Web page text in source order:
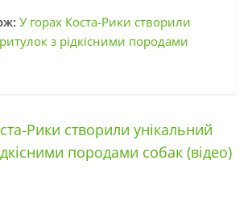
У горах Коста-Рики створили
з рідкісними породами
Рики створили унікальний
породами собак (відео)